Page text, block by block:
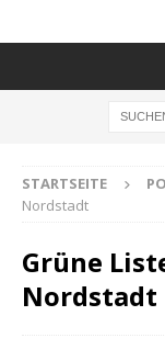
STARTSEITE
Nordstadt
Grüne
Nordstadt